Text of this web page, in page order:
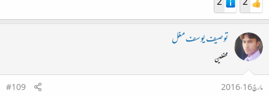
توصیف یوسف مغل
محفلین
مارچ 16، 2016
#109